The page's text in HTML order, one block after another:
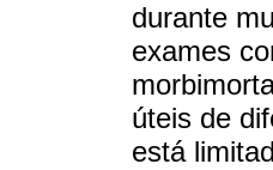
durante
exames
úteis de
está